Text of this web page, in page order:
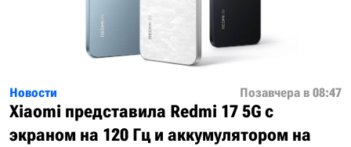
Новости Позавчера в 08:47
Xiaomi представила Redmi 17 5G с
экраном на 120 Гц и аккумулятором на